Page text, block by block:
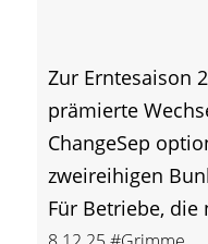
Zur Erntesaison
prämierte
ChangeSep
zweireihigen
Für Betriebe, die